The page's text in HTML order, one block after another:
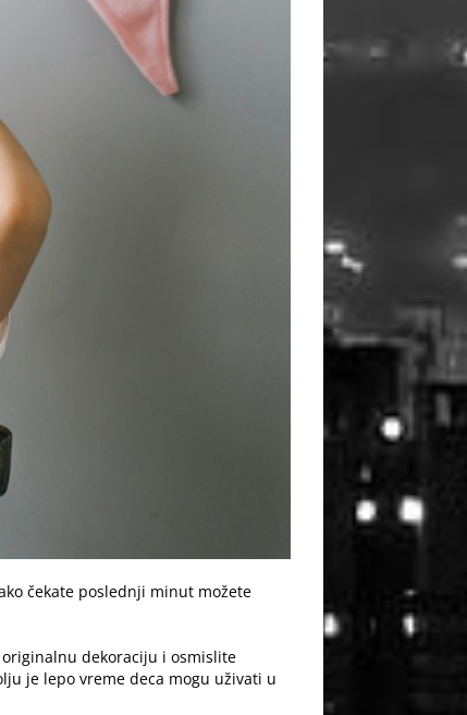
čekate poslednji minut možete
dekoraciju i osmislite
je lepo vreme deca mogu uživati u